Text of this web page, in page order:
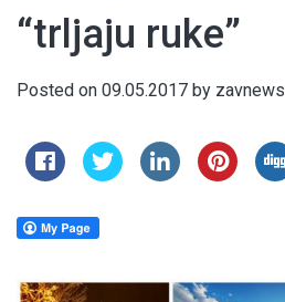
“trljaju ruke”
Posted on 09.05.2017 by zavnews